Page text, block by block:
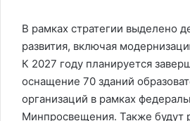
В рамках стратегии выделено
развития, включая
К 2027 году планируется
оснащение 70 зданий
организаций в рамках
Минпросвещения. Также будут